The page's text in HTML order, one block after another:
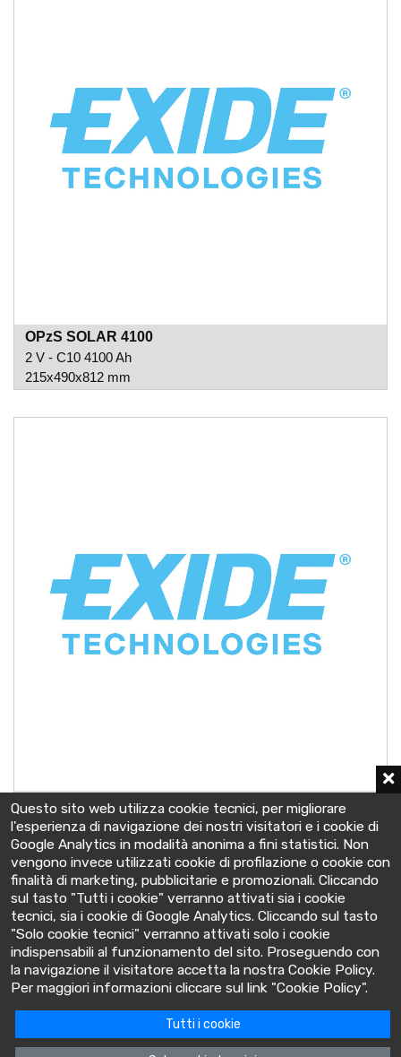
OPzS SOLAR 4100
2 V - C10 4100 Ah
215x490x812 mm
OPzS SOLAR 3350
2 V - C10 3350 Ah
215x400x812 mm
BatteryClinic
Via Cooperativa lime, 14 - 10095 - Grugliasco (TO) Italia
P.IVA: 10618480015
Questo sito web utilizza cookie tecnici, per migliorare
l'esperienza di navigazione dei nostri visitatori e i cookie di
Google Analytics in modalità anonima a fini statistici. Non
vengono invece utilizzati cookie di profilazione o cookie con
finalità di marketing, pubblicitarie e promozionali. Cliccando
sul tasto "Tutti i cookie" verranno attivati sia i cookie
tecnici, sia i cookie di Google Analytics. Cliccando sul tasto
"Solo cookie tecnici" verranno attivati solo i cookie
indispensabili al funzionamento del sito. Proseguendo con
la navigazione il visitatore accetta la nostra Cookie Policy.
Per maggiori informazioni cliccare sul link "Cookie Policy".
Tutti i cookie